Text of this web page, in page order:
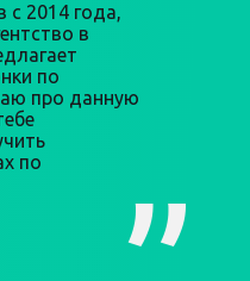
с 2014 года,
в
по
про данную
по